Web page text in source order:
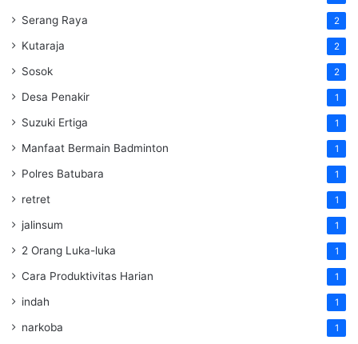
Serang Raya 2
Kutaraja 2
Sosok 2
Desa Penakir 1
Suzuki Ertiga 1
Manfaat Bermain Badminton 1
Polres Batubara 1
retret 1
jalinsum 1
2 Orang Luka-luka 1
Cara Produktivitas Harian 1
indah 1
narkoba 1